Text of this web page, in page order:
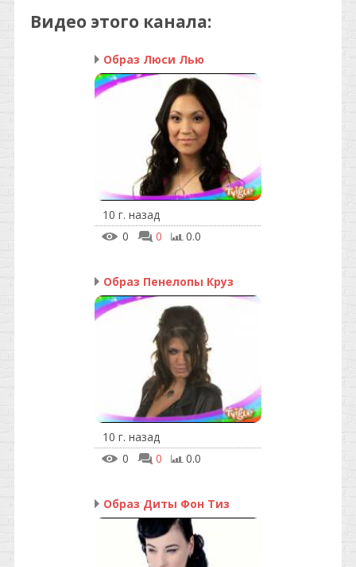
Видео этого канала:
Образ Люси Лью
10 г. назад
0
0 0.0
Образ Пенелопы Круз
10 г. назад
0
0 0.0
Образ Диты Фон Тиз